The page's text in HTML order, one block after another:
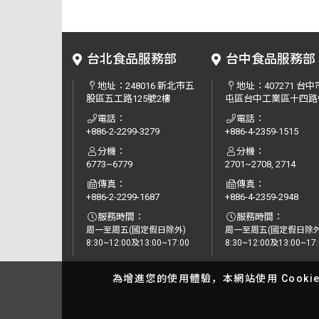
台北食品服務部
地址：248016 新北市五
股區五工路125號2樓
電話：
+886-2-2299-3279
分機：
6773~6779
傳真：
+886-2-2299-1687
服務時間：
周一至周五(國定假日除外)
8:30~12:00及13:00~17:00
台中食品服務部
地址：407271 台中
屯區台中工業區十四
電話：
+886-4-2359-1515
分機：
2701~2708, 2714
傳真：
+886-4-2359-2948
服務時間：
周一至周五(國定假日除
8:30~12:00及
為增進您的使用體驗，本網站使用